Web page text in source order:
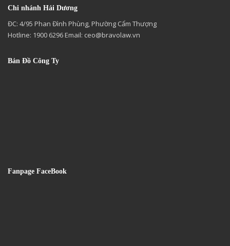
Chi nhánh Hải Dương
ĐC: 4/95 Phan Đình Phùng, Phường Cẩm Thượng
Hotline: 1900 6296 Email: ceo@bravolaw.vn
Bản Đồ Công Ty
Fanpage FaceBook